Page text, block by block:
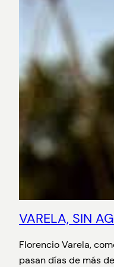
VARELA, SIN
Florencio Varela,
pasan días de más